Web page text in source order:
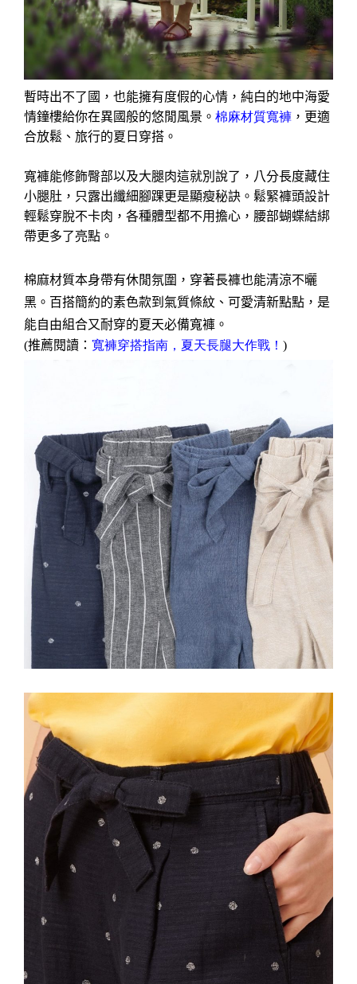
暫時出不了國，也能擁有度假的心情，純白的地中海愛
情鐘樓給你在異國般的悠閒風景。 棉麻材質寬褲 ，更適
合放鬆、旅行的夏日穿搭。
寬褲能修飾臀部以及大腿肉這就別說了，八分長度藏住
小腿肚，只露出纖細腳踝更是顯瘦秘訣。鬆緊褲頭設計
輕鬆穿脫不卡肉，各種體型都不用擔心，腰部蝴蝶結綁
帶更多了亮點。
棉麻材質本身帶有休閒氛圍，穿著長褲也能清涼不曬
黑。百搭簡約的素色款到氣質條紋、可愛清新點點，是
能自由組合又耐穿的夏天必備寬褲。
(推薦閱讀： 寬褲穿搭指南，夏天長腿大作戰！ )